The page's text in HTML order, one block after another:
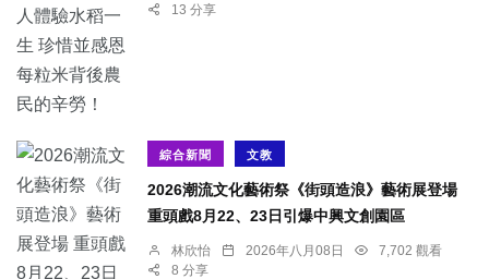
13 分享
綜合新聞 文教
2026潮流文化藝術祭《街頭造浪》藝術展登場
重頭戲8月22、23日引爆中興文創園區
林欣怡 2026年八月08日
7,702 觀看
8 分享